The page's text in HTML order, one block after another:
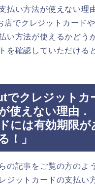
払い方法が使えない理
店でクレジットカード
い方法が使えるかどう
を確認していただける
でクレジットカ
使えない理由．
には有効期限
！」
の記事をご覧の方のよ
ジットカードの支払い